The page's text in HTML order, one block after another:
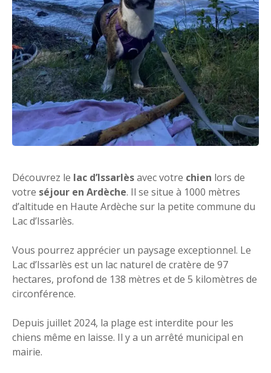
Découvrez le lac d’Issarlèsavec votre chien lors de
votre séjour en Ardèche. Il se situe à 1000 mètres
d’altitude en Haute Ardèche sur la petite commune du
Lac d’Issarlès.
Vous pourrez apprécier un paysage exceptionnel. Le
Lac d’Issarlès est un lac naturel de cratère de 97
hectares, profond de 138 mètres et de 5 kilomètres de
circonférence.
Depuis juillet 2024, la plage est interdite pour les
chiens même en laisse. Il y a un arrêté municipal en
mairie.